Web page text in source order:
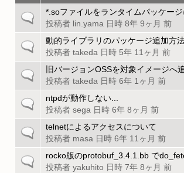
一
の
ト
ピ
ッ
*.soファイルをランタイムパッケー
投稿者 lin.yama 日時 8年 9ヶ月 前
一
の
ト
ピ
ッ
動的ライブラリのパッケージ追加方
投稿者 takeda 日時 5年 11ヶ月 前
一
の
ト
ピ
ッ
旧バージョンOSSを対象イメージへ
投稿者 takeda 日時 6年 1ヶ月 前
一
の
ト
ピ
ッ
ntpdが動作しない...
投稿者 sega 日時 6年 8ヶ月 前
一
の
ト
telnetによるアクセスについて
投稿者 masa 日時 6年 11ヶ月 前
一
rocko版のprotobuf_3.4.1.bb で
投稿者 yakuhito 日時 7年 8ヶ月 前